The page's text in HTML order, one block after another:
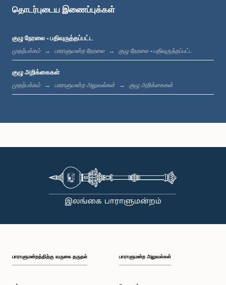
கௌரவ கனக ஹேரத், பா.உ.
கௌரவ லசந்த அலகியவன்ன, பா.உ.
தொடர்புடைய இணைப்புக்கள்
குழு நேரலை - பதிவுருத்தப்பட்ட
முதற்பக்கம் பாராளுமன்ற நேரலை குழு நேரலை - பதிவுருத்தப்பட்ட
குழு அறிக்கைகள்
முதற்பக்கம் பாராளுமன்ற அலுவல்கள் குழு அறிக்கைகள்
பாராளுமன்றத்திற்கு வருகை தருதல் பாராளுமன்ற அலுவல்கள்